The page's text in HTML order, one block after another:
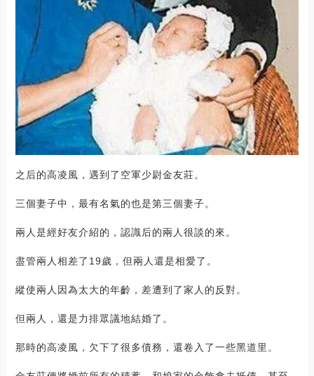
之后的高凌風，遇到了空軍少尉金友莊。
三個妻子中，最有名氣的也是第三個妻子。
兩人是經好友介紹的，認識后的兩人很談的來。
盡管兩人相差了19歲，但兩人還是相愛了。
縱使兩人因為太大的年齡，差遭到了家人的反對。
但兩人，還是力排眾議地結婚了。
那時的高凌風，欠下了很多債務，還卷入了一些黑道里。